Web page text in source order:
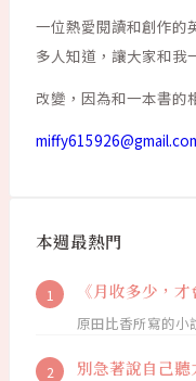
一位熱愛閱讀和創作的
多人知道，讓大家和我
改變，因為和一本書的
本週最熱門
《月收多少，才
原田比香所寫的
別急著說自己